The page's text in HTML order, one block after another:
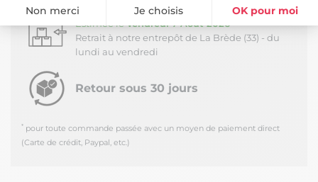
Non merci Je choisis OK pour moi
Axeptio consent
Plateforme de Gestion du Consentement : Personnalisez vos
Retrait Dépôt (33650) - Gratuit
Estimée leVendredi 7 Août 2026
Retrait à notre entrepôt de La Brède (33) - du
lundi au vendredi
Retour sous 30 jours
* pour toute commande passée avec un moyen de paiement direct
(Carte de crédit, Paypal, etc.)